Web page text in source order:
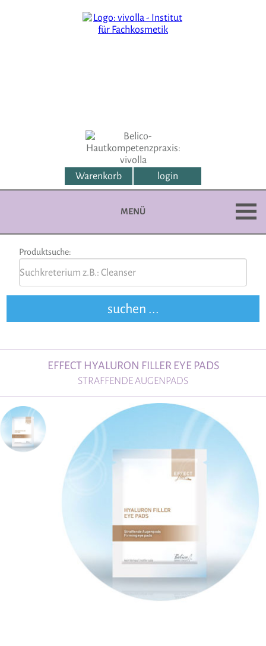
Warenkorb login
MENÜ
Produktsuche:
EFFECT HYALURON FILLER EYE PADS
STRAFFENDE AUGENPADS